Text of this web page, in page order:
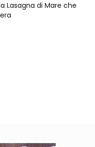
Lasagna di Mare che